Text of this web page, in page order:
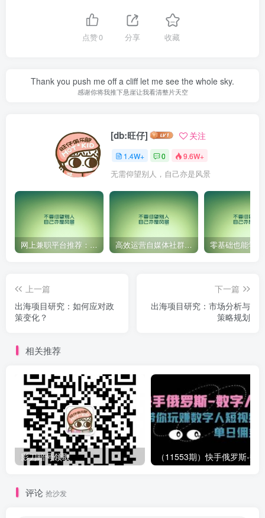
点赞0 分享 收藏
Thank you push me off a cliff let me see the whole sky.
感谢你将我推下悬崖让我看清整片天空
[db:旺仔] 关注
1.4W+ 0 9.6W+
无需仰望别人，自己亦是风景
网上兼职平台推荐：国外网赚任务！ 高效运营自媒体社群，让内容更有价值！
上一篇
出海项目研究：如何应对政
策变化？
下一篇
出海项目研究：市场分析与
策略规划
相关推荐
影刀暗号领取
评论 抢沙发